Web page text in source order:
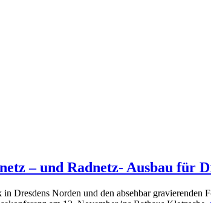
– und Radnetz- Ausbau für
Dresdens Norden und den absehbar